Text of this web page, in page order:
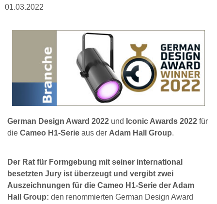
01.03.2022
German Design Award 2022 und Iconic Awards 2022 für
die Cameo H1-Serie aus der Adam Hall Group.
Der Rat für Formgebung mit seiner international
besetzten Jury ist überzeugt und vergibt zwei
Auszeichnungen für die Cameo H1-Serie der Adam
Hall Group: den renommierten German Design Award